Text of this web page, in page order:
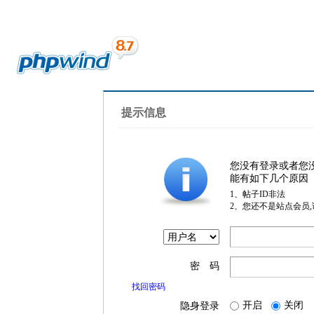
提示信息
您没有登录或者您
能有如下几个原因
1、帖子ID非法
2、您还不是站点会员
密 码
找回密码
隐身登录 开启 关闭